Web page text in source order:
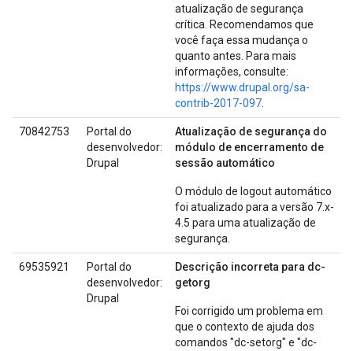
atualização de segurança
crítica. Recomendamos que
você faça essa mudança o
quanto antes. Para mais
informações, consulte:
https://www.drupal.org/sa-
contrib-2017-097
70842753
Portal do
desenvolvedor:
Drupal
Atualização de segurança do
módulo de encerramento de
sessão automático
O módulo de logout automático
foi atualizado para a versão 7.x-
4.5 para uma atualização de
segurança.
69535921
Portal do
desenvolvedor:
Drupal
Descrição incorreta para dc-
getorg
Foi corrigido um problema em
que o contexto de ajuda dos
comandos "dc-setorg" e "dc-